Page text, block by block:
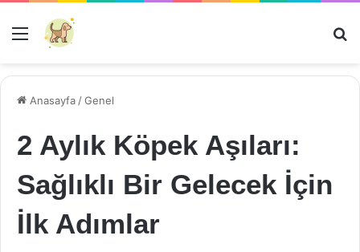
Menü
Anasayfa /Genel
2 Aylık Köpek Aşıları:
Sağlıklı Bir Gelecek İçin
İlk Adımlar